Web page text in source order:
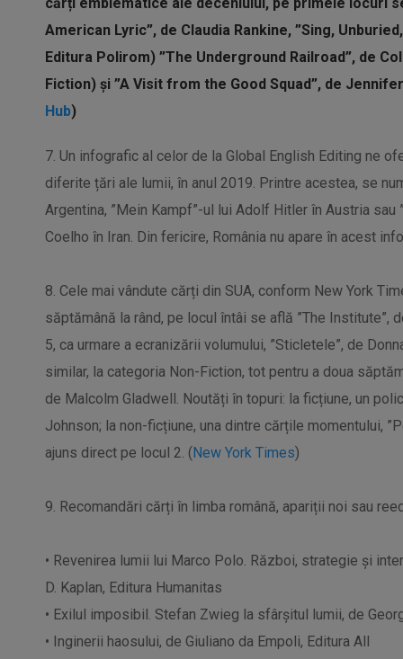
American Lyric”, de Claudia Rankine, ”Sing, Unburied
Editura Polirom) ”The Underground Railroad”, de
Fiction) și ”A Visit from the Good Squad”, de
Hub)
7. Un infografic al celor de la Global English Editing ne
diferite țări ale lumii, în anul 2019. Printre acestea, se
Argentina, ”Mein Kampf”-ul lui Adolf Hitler în Austria sau
Coelho în Iran. Din fericire, România nu apare în acest
8. Cele mai vândute cărți din SUA, conform New York
săptămână la rând, pe locul întâi se află ”The Institute”,
5, ca urmare a ecranizării volumului, ”Sticletele”, de
similar, la categoria Non-Fiction, tot pentru a doua
de Malcolm Gladwell. Noutăți în topuri: la ficțiune, un
Johnson; la non-ficțiune, una dintre cărțile momentului,
ajuns direct pe locul 2. (New York Times)
9. Recomandări cărți în limba română, apariții noi sau
• Revenirea lumii lui Marco Polo. Război, strategie și
D. Kaplan, Editura Humanitas
• Exilul imposibil. Stefan Zwieg la sfârșitul lumii, de
• Inginerii haosului, de Giuliano da Empoli, Editura All